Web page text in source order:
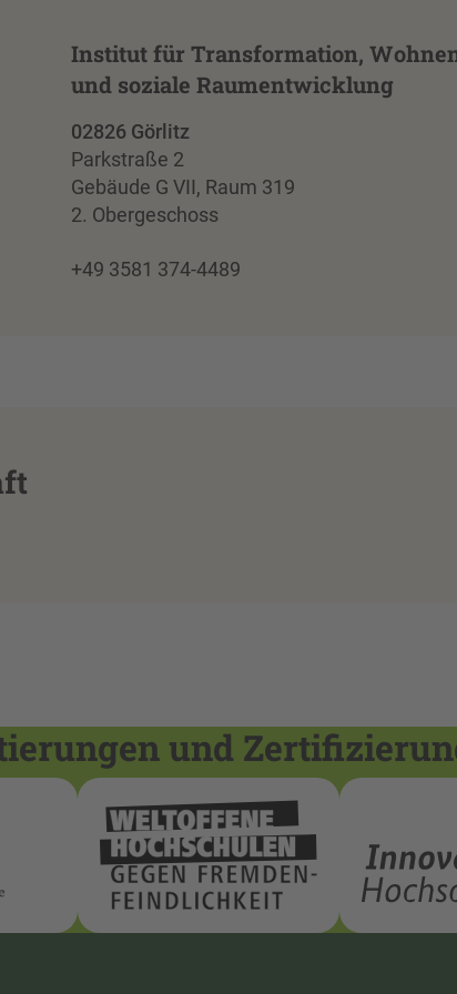
Institut für Transformation,
und soziale Raumentwicklung
02826 Görlitz
Parkstraße 2
Gebäude G VII, Raum 319
2. Obergeschoss
+49 3581 374-4489
und